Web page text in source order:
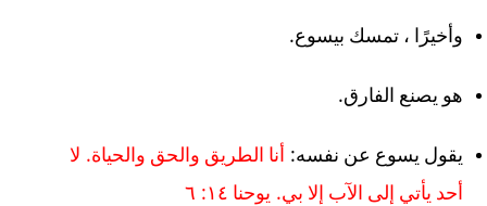
وأخيرًا ، تمسك بيسوع.
هو يصنع الفارق.
يقول يسوع عن نفسه: أنا الطريق والحق والحياة. لا
أحد يأتي إلى الآب إلا بي. يوحنا ١٤ : ٦